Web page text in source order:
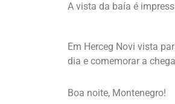
A vista da baía é
Em Herceg Novi vista
dia e comemorar a
Boa noite, Montenegro!